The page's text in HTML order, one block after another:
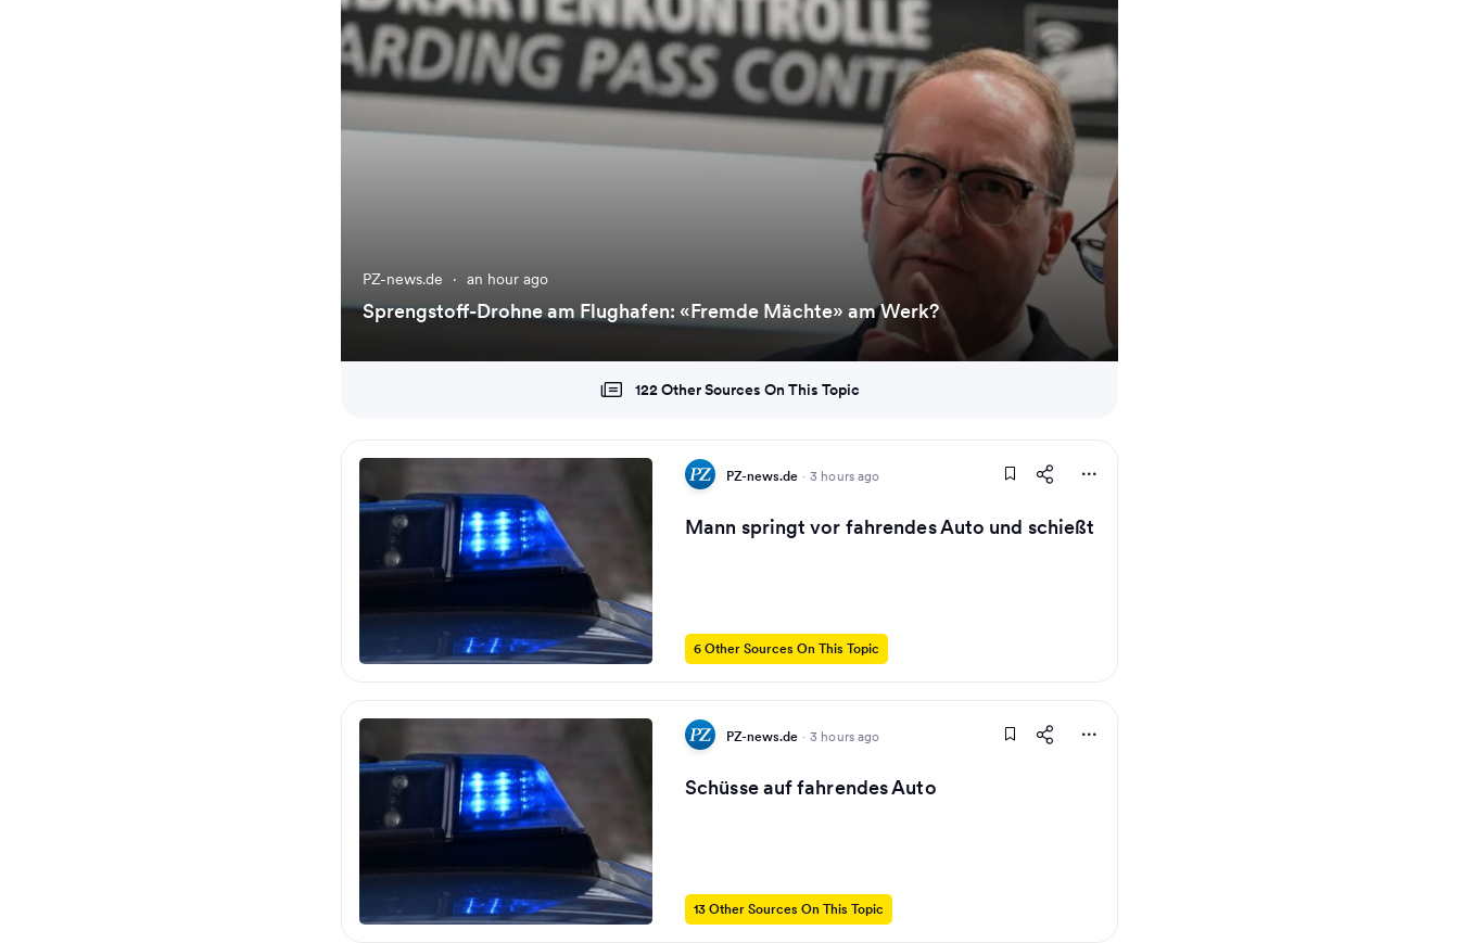
PZ-news.de · an hour ago
Sprengstoff-Drohne am Flughafen: «Fremde Mächte» am Werk?
122 Other Sources On This Topic
PZ-news.de · 3 hours ago
Mann springt vor fahrendes Auto und schießt
6 Other Sources On This Topic
PZ-news.de · 3 hours ago
Schüsse auf fahrendes Auto
13 Other Sources On This Topic